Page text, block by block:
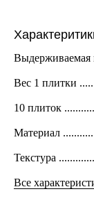
Выдерживаемая
Вес 1 плитки
10 плиток
Материал
Текстура
Все